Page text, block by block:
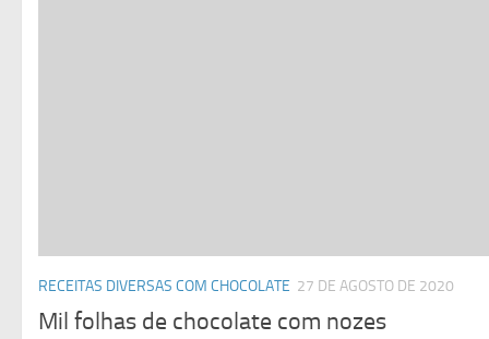
RECEITAS DIVERSAS COM CHOCOLATE 27 DE AGOSTO DE 2020
Mil folhas de chocolate com nozes